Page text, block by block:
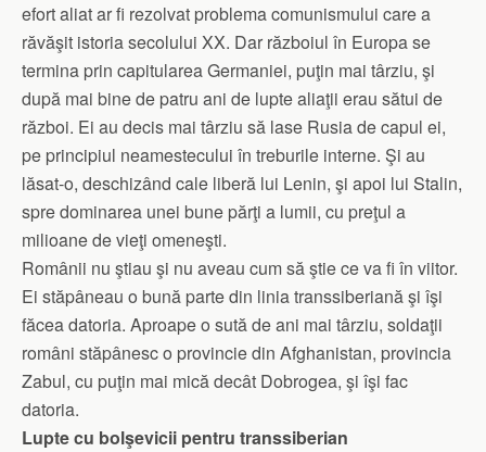
efort aliat ar fi rezolvat problema comunismului care a
răvăşit istoria secolului XX. Dar războiul în Europa se
termina prin capitularea Germaniei, puţin mai târziu, şi
după mai bine de patru ani de lupte aliaţii erau sătui de
război. Ei au decis mai târziu să lase Rusia de capul ei,
pe principiul neamestecului în treburile interne. Şi au
lăsat-o, deschizând cale liberă lui Lenin, şi apoi lui Stalin,
spre dominarea unei bune părţi a lumii, cu preţul a
milioane de vieţi omeneşti.
Românii nu ştiau şi nu aveau cum să ştie ce va fi în viitor.
Ei stăpâneau o bună parte din linia transsiberiană şi îşi
făcea datoria. Aproape o sută de ani mai târziu, soldaţii
români stăpânesc o provincie din Afghanistan, provincia
Zabul, cu puţin mai mică decât Dobrogea, şi îşi fac
datoria.
Lupte cu bolşevicii pentru transsiberian